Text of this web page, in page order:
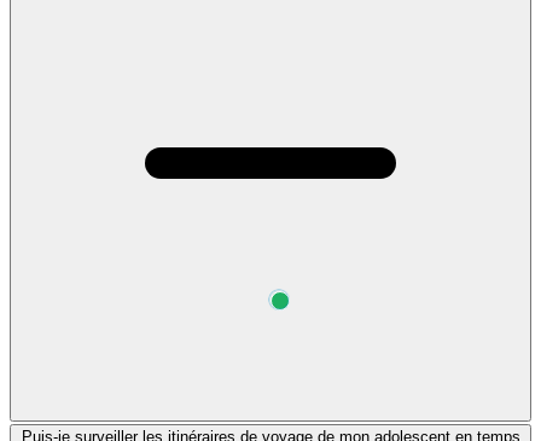
Puis-je surveiller les itinéraires de voyage de mon adolescent en temps